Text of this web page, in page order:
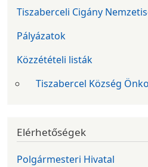
Tiszaberceli Cigány
Pályázatok
Közzétételi listák
Tiszabercel Község
Elérhetőségek
Polgármesteri Hivatal